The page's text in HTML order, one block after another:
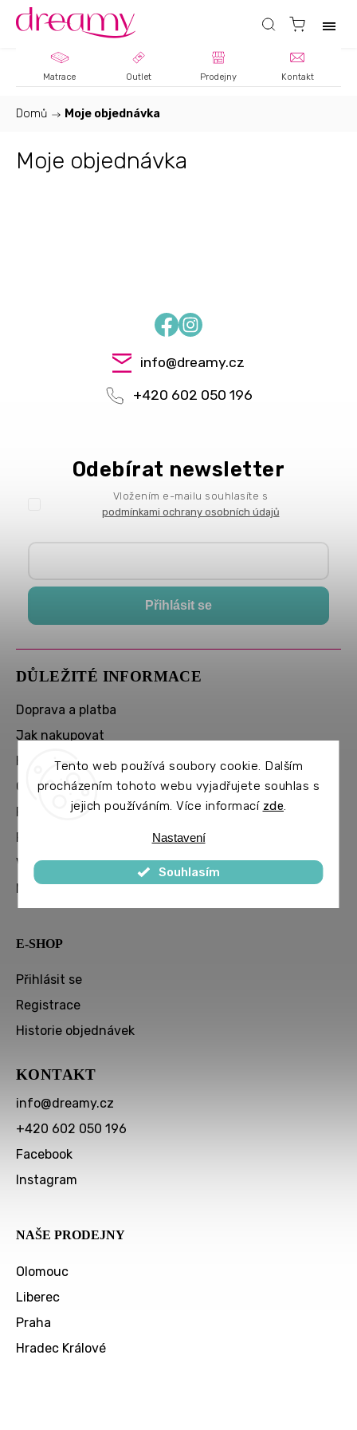
Tento web používá soubory cookie. Dalším
procházením tohoto webu vyjadřujete souhlas s
jejich používáním. Více informací zde.
Nastavení
Souhlasím
Matrace Outlet Prodejny Kontakt
Domů / Moje objednávka
Moje objednávka
FacebookInstagram
info@dreamy.cz
+420 602 050 196
DŮLEŽITÉ INFORMACE
Doprava a platba
Jak nakupovat
Hodnocení obchodu
Obchodní podmínky
Podmínky ochrany osobních údajů
Podmínky akce Měsíc vysněného spánku na zkoušku
Velkoobchod
Moje objednávka
E-SHOP
Přihlásit se
Registrace
Historie objednávek
KONTAKT
info@dreamy.cz
+420 602 050 196
Facebook
Instagram
Odebírat newsletter
Vložením e-mailu souhlasíte s
podmínkami ochrany osobních údajů
Přihlásit se
NAŠE PRODEJNY
Olomouc
Liberec
Praha
Hradec Králové